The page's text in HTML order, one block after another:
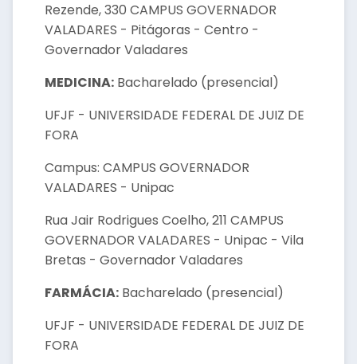
Rezende, 330 CAMPUS GOVERNADOR
VALADARES - Pitágoras - Centro -
Governador Valadares
MEDICINA: Bacharelado (presencial)
UFJF - UNIVERSIDADE FEDERAL DE JUIZ DE
FORA
Campus: CAMPUS GOVERNADOR
VALADARES - Unipac
Rua Jair Rodrigues Coelho, 211 CAMPUS
GOVERNADOR VALADARES - Unipac - Vila
Bretas - Governador Valadares
FARMÁCIA: Bacharelado (presencial)
UFJF - UNIVERSIDADE FEDERAL DE JUIZ DE
FORA